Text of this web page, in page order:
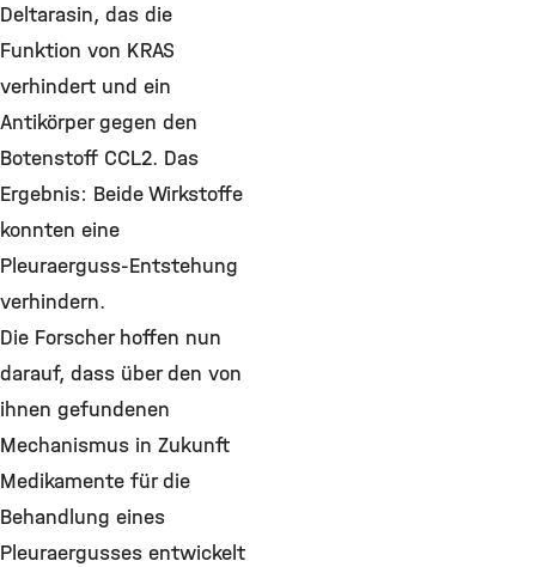
Deltarasin, das die
Funktion von KRAS
verhindert und ein
Antikörper gegen den
Botenstoff CCL2. Das
Ergebnis: Beide Wirkstoffe
konnten eine
Pleuraerguss-Entstehung
verhindern.
Die Forscher hoffen nun
darauf, dass über den von
ihnen gefundenen
Mechanismus in Zukunft
Medikamente für die
Behandlung eines
Pleuraergusses entwickelt